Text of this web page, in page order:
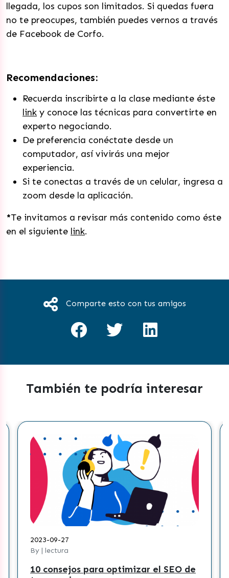
llegada, los cupos son limitados. Si quedas fuera
no te preocupes, también puedes vernos a través
de Facebook de Corfo.
Recomendaciones:
Recuerda inscribirte a la clase mediante éste
link y conoce las técnicas para convertirte en
experto negociando.
De preferencia conéctate desde un
computador, así vivirás una mejor
experiencia.
Si te conectas a través de un celular, ingresa a
zoom desde la aplicación.
*Te invitamos a revisar más contenido como éste
en el siguiente link.
Comparte esto con tus amigos
También te podría interesar
2023-09-27
By | lectura
10 consejos para optimizar el SEO de